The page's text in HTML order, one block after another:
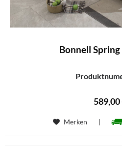
Bonnell
589,00
Merken